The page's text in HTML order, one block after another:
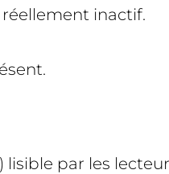
inactif.
par les